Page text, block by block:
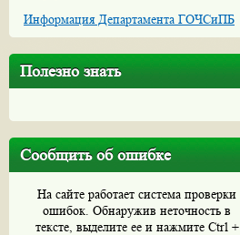
Информация Департамента ГОЧСиПБ
Полезно знать
Сообщить об ошибке
На сайте работает система проверки
ошибок. Обнаружив неточность в
тексте, выделите ее и нажмите Ctrl +